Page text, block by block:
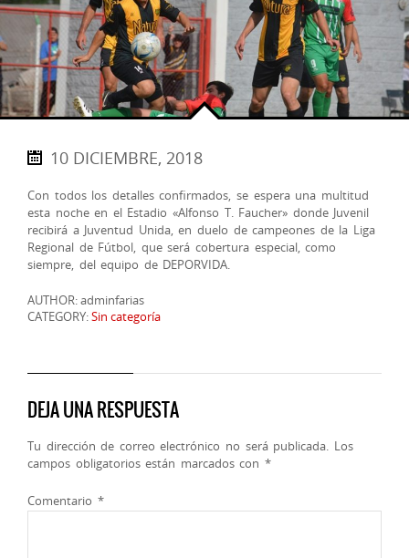
10 DICIEMBRE, 2018
Con todos los detalles confirmados, se espera una multitud
esta noche en el Estadio «Alfonso T. Faucher» donde Juvenil
recibirá a Juventud Unida, en duelo de campeones de la Liga
Regional de Fútbol, que será cobertura especial, como
siempre, del equipo de DEPORVIDA.
AUTHOR: adminfarias
CATEGORY:Sin categoría
DEJA UNA RESPUESTA
Tu dirección de correo electrónico no será publicada. Los
campos obligatorios están marcados con *
Comentario *